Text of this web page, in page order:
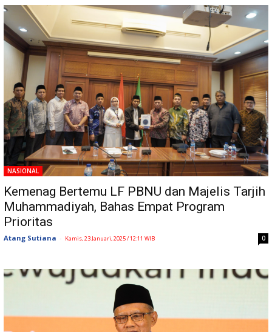
NASIONAL
Kemenag Bertemu LF PBNU dan Majelis Tarjih
Muhammadiyah, Bahas Empat Program
Prioritas
Atang Sutiana - Kamis, 23 Januari, 2025 / 12:11 WIB 0